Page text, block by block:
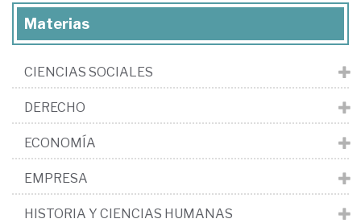
Materias
CIENCIAS SOCIALES
DERECHO
ECONOMÍA
EMPRESA
HISTORIA Y CIENCIAS HUMANAS